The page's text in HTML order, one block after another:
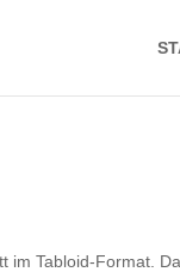
im Tabloid-Format.